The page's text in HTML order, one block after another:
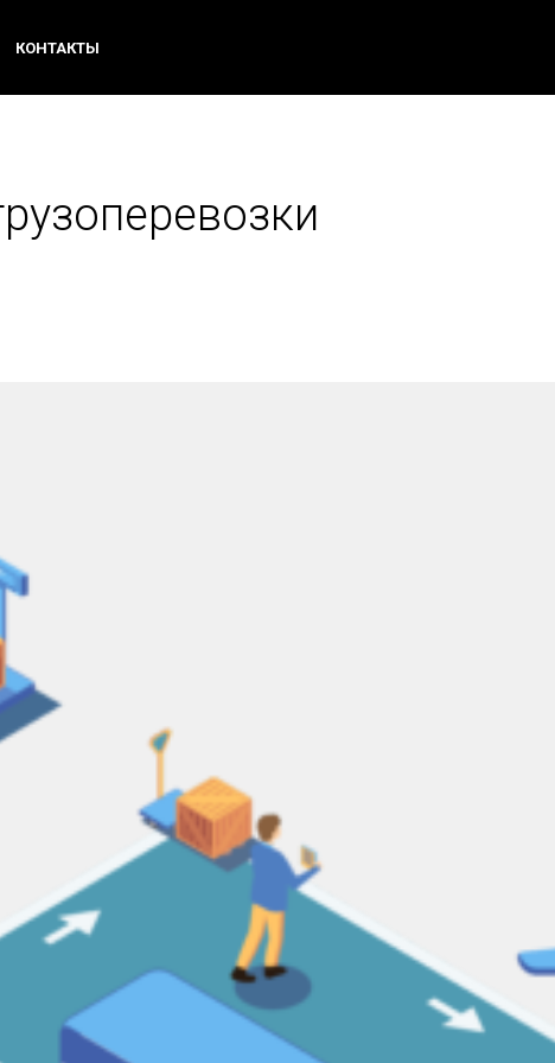
КОНТАКТЫ